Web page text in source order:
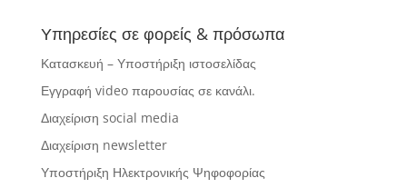
Υπηρεσίες σε φορείς & πρόσωπα
Κατασκευή – Υποστήριξη ιστοσελίδας
Εγγραφή video παρουσίας σε κανάλι.
Διαχείριση social media
Διαχείριση newsletter
Υποστήριξη Ηλεκτρονικής Ψηφοφορίας